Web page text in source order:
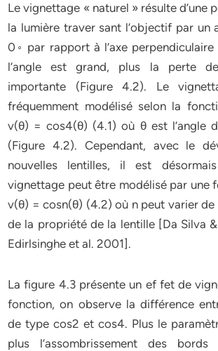
Le vignettage « naturel » résulte d’une
la lumière traver sant l’objectif par un
0◦ par rapport à l’axe
l’angle est grand, plus la perte
importante (Figure 4.2). Le
fréquemment modélisé selon la
v(θ) = cos4(θ) (4.1) où θ est l’angle
(Figure 4.2). Cependant, avec le
nouvelles lentilles, il est
vignettage peut être modélisé par une
v(θ) = cosn(θ) (4.2) où n peut varier
de la propriété de la lentille [Da Silva
Edirlsinghe et al. 2001].
La figure 4.3 présente un ef fet de
fonction, on observe la différence
de type cos2 et cos4. Plus le
plus l’assombrissement des